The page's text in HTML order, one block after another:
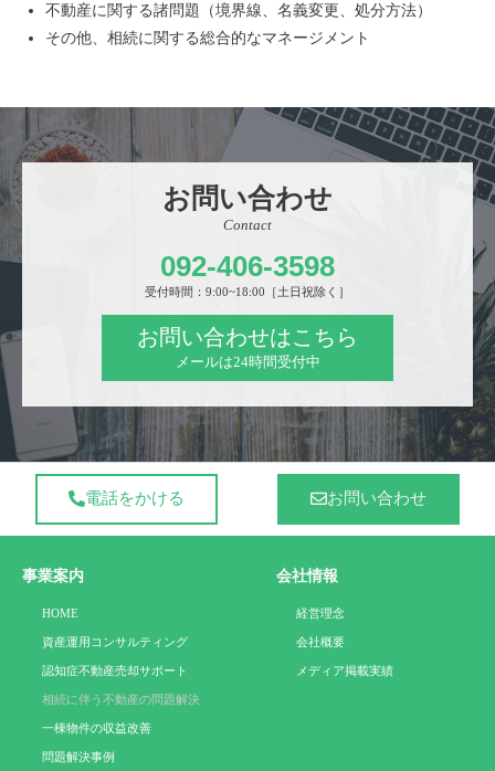
不動産に関する諸問題（境界線、名義変更、処分方法）
その他、相続に関する総合的なマネージメント
お問い合わせ
Contact
092-406-3598
受付時間：9:00~18:00［土日祝除く］
お問い合わせはこちら
メールは24時間受付中
電話をかける お問い合わせ
事業案内
HOME
資産運用コンサルティング
認知症不動産売却サポート
相続に伴う不動産の問題解決
一棟物件の収益改善
問題解決事例
会社情報
経営理念
会社概要
メディア掲載実績